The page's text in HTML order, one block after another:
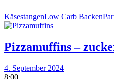
KäsestangenLow Carb Backen
Pizzamuffins –
4. September 2024
8:00